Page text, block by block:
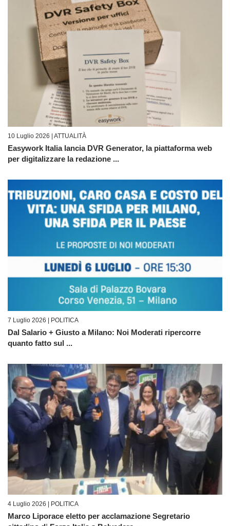
10 Luglio 2026 | ATTUALITÀ
Easywork Italia lancia DVR Generator, la piattaforma web
per digitalizzare la redazione ...
7 Luglio 2026 | POLITICA
Dal Salario + Giusto a Milano: Noi Moderati ripercorre
quanto fatto sul ...
4 Luglio 2026 | POLITICA
Marco Liporace eletto per acclamazione Segretario